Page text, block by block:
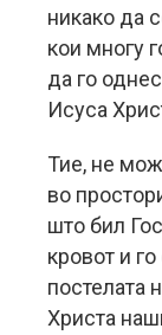
никако да
кои многу
да го
Исуса
Тие, не
во
што бил
кровот и
постелата
Христа